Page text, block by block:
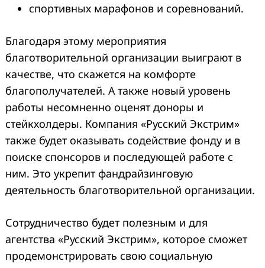
спортивных марафонов и соревнований.
Благодаря этому мероприятия
благотворительной организации выиграют в
качестве, что скажется на комфорте
благополучателей. А также новый уровень
работы несомненно оценят доноры и
стейкхолдеры. Компания «Русский Экстрим»
также будет оказывать содействие фонду и в
поиске спонсоров и последующей работе с
ним. Это укрепит фандрайзинговую
деятельность благотворительной организации.
Сотрудничество будет полезным и для
агентства «Русский Экстрим», которое сможет
продемонстрировать свою социальную